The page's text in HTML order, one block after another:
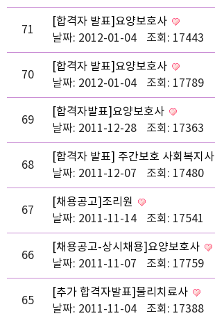
71
[합격자 발표]요양보호사
날짜: 2012-01-04
조회: 17443
70
[합격자 발표]요양보호사
날짜: 2012-01-04
조회: 17789
69
[합격자발표]요양보호사
날짜: 2011-12-28
조회: 17363
68
[합격자 발표] 주간보호 사회복지사
날짜: 2011-12-07
조회: 17480
67
[채용공고]조리원
날짜: 2011-11-14
조회: 17541
66
[채용공고-상시채용]요양보호사
날짜: 2011-11-07
조회: 17759
65
[추가 합격자발표]물리치료사
날짜: 2011-11-04
조회: 17388